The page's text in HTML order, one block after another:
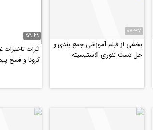
07:37
بخشی از فیلم آموزشی جمع بندی و
حل تست تئوری الاستیسیته
59:49
اثرات تاخیرات
کرونا و فسخ